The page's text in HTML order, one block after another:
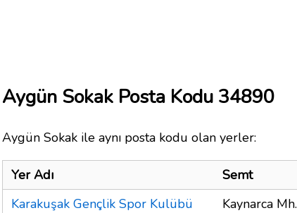
Aygün Sokak Posta Kodu 34890
Aygün Sokak ile aynı posta kodu olan yerler:
Yer Adı
Semt
Karakuşak Gençlik Spor Kulübü
Kaynarca Mh.